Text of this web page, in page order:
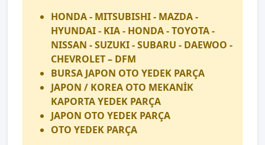
HONDA - MITSUBISHI - MAZDA -
HYUNDAI - KIA - HONDA - TOYOTA -
NISSAN - SUZUKI - SUBARU - DAEWOO -
CHEVROLET – DFM
BURSA JAPON OTO YEDEK PARÇA
JAPON / KOREA OTO MEKANİK
KAPORTA YEDEK PARÇA
JAPON OTO YEDEK PARÇA
OTO YEDEK PARÇA